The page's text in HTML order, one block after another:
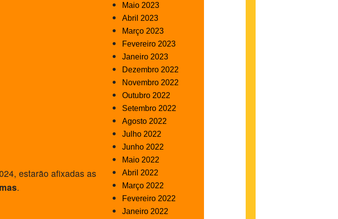
estarão afixadas as
.
Maio 2023
Abril 2023
Março 2023
Fevereiro 2023
Janeiro 2023
Dezembro 2022
Novembro 2022
Outubro 2022
Setembro 2022
Agosto 2022
Julho 2022
Junho 2022
Maio 2022
Abril 2022
Março 2022
Fevereiro 2022
Janeiro 2022